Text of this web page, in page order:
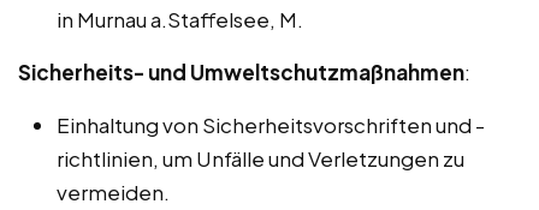
in Murnau a.Staffelsee, M.
Sicherheits- und Umweltschutzmaßnahmen:
Einhaltung von Sicherheitsvorschriften und -
richtlinien, um Unfälle und Verletzungen zu
vermeiden.